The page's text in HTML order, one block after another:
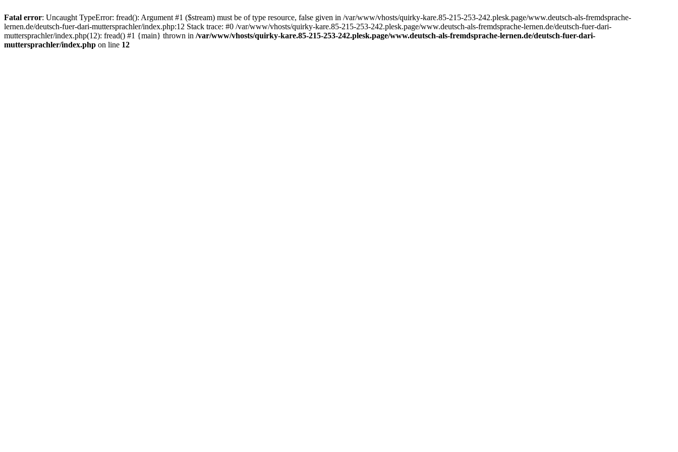
Fatal error: Uncaught TypeError: fread(): Argument #1 ($stream) must be of type resource, false given in /var/www/vhosts/quirky-kare.85-215-253-242.plesk.page/www.deutsch-als-fremdsprache-
lernen.de/deutsch-fuer-dari-muttersprachler/index.php:12 Stack trace: #0 /var/www/vhosts/quirky-kare.85-215-253-242.plesk.page/www.deutsch-als-fremdsprache-lernen.de/deutsch-fuer-dari-
muttersprachler/index.php(12): fread() #1 {main} thrown in /var/www/vhosts/quirky-kare.85-215-253-242.plesk.page/www.deutsch-als-fremdsprache-lernen.de/deutsch-fuer-dari-
muttersprachler/index.php on line 12